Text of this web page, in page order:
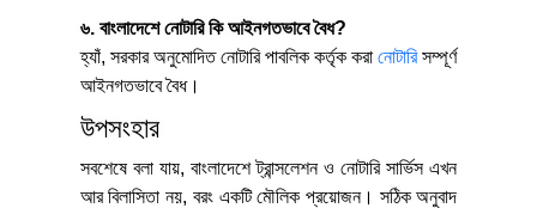
৬. বাংলাদেশে নোটারি কি আইনগতভাবে বৈধ?
হ্যাঁ, সরকার অনুমোদিত নোটারি পাবলিক কর্তৃক করানোটারিসম্পূর্ণ
আইনগতভাবে বৈধ।
উপসংহার
সবশেষে বলা যায়, বাংলাদেশে ট্রান্সলেশন ও নোটারি সার্ভিস এখন
আর বিলাসিতা নয়, বরং একটি মৌলিক প্রয়োজন। সঠিক অনুবাদ